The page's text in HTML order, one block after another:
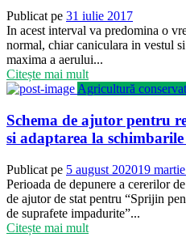
Publicat pe 31 iulie 2017
In acest interval va predomina o
normal, chiar caniculara in vestul
maxima a aerului...
Citește mai mult
Agricultură
Schema de ajutor pentru
si adaptarea la
Publicat pe 5 august 202019
Perioada de depunere a cererilor
de ajutor de stat pentru “Sprijin
de suprafete impadurite”...
Citește mai mult